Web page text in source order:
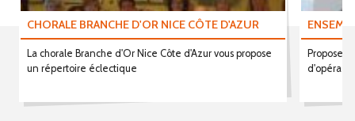
CHORALE BRANCHE D'OR NICE CÔTE D'AZUR
La chorale Branche d'Or Nice Côte d'Azur vous propose
un répertoire éclectique
Proposer
d'opéra à